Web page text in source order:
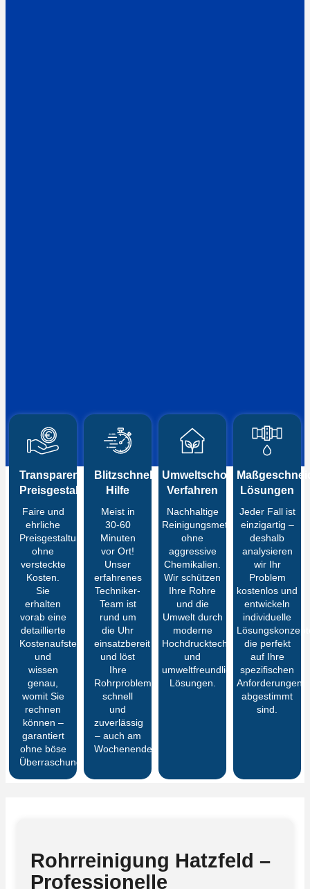
Transparente
Preisgestaltung
Faire und
ehrliche
Preisgestaltung
ohne
versteckte
Kosten.
Sie
erhalten
vorab eine
detaillierte
Kostenaufstellung
und
wissen
genau,
womit Sie
rechnen
können –
garantiert
ohne böse
Überraschungen
Blitzschnelle
Hilfe
Meist in
30-60
Minuten
vor Ort!
Unser
erfahrenes
Techniker-
Team ist
rund um
die Uhr
einsatzbereit
und löst
Ihre
Rohrprobleme
schnell
und
zuverlässig
– auch am
Wochenende.
Umweltschonende
Verfahren
Nachhaltige
Reinigungsmethoden
ohne
aggressive
Chemikalien.
Wir schützen
Ihre Rohre
und die
Umwelt durch
moderne
Hochdrucktechnik
und
umweltfreundliche
Lösungen.
Lösungen
Jeder Fall ist
einzigartig –
deshalb
analysieren
wir Ihr
Problem
kostenlos und
entwickeln
individuelle
die perfekt
auf Ihre
spezifischen
Anforderungen
abgestimmt
sind.
Rohrreinigung Hatzfeld –
Professionelle